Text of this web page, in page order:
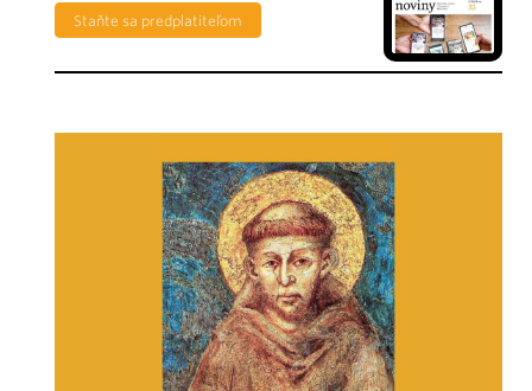
Staňte sa predplatiteľom